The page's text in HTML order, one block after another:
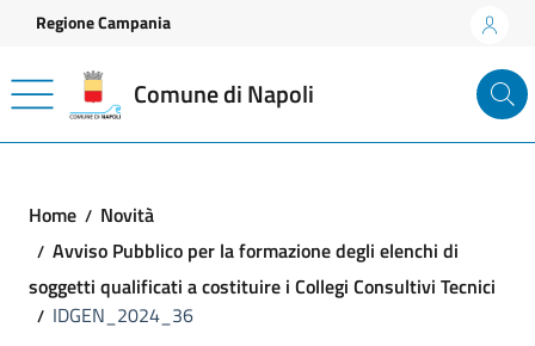
Vai ai contenuti
Vai al footer
Regione Campania
Comune di Napoli
Home
Novità
Avviso Pubblico per la formazione degli elenchi di
soggetti qualificati a costituire i Collegi Consultivi Tecnici
IDGEN_2024_36